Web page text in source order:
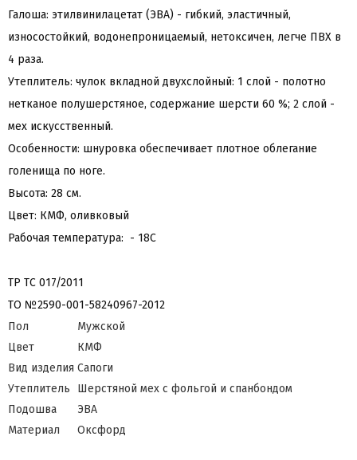
Галоша: этилвинилацетат (ЭВА) - гибкий, эластичный,
износостойкий, водонепроницаемый, нетоксичен, легче ПВХ в
4 раза.
Утеплитель: чулок вкладной двухслойный: 1 слой - полотно
нетканое полушерстяное, содержание шерсти 60 %; 2 слой -
мех искусственный.
Особенности: шнуровка обеспечивает плотное облегание
голенища по ноге.
Высота: 28 см.
Цвет: КМФ, оливковый
Рабочая температура: - 18С
ТР ТС 017/2011
ТО №2590-001-58240967-2012
Пол
Мужской
Цвет
КМФ
Вид изделия Сапоги
Утеплитель
Шерстяной мех с фольгой и спанбондом
Подошва
ЭВА
Материал
Оксфорд